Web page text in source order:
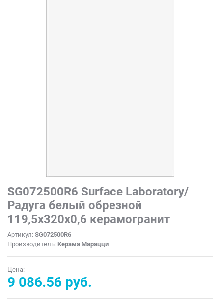
SG072500R6 Surface Laboratory/
Радуга белый обрезной
119,5x320х0,6 керамогранит
Артикул: SG072500R6
Производитель: Керама Марацци
Цена:
9 086.56 руб.